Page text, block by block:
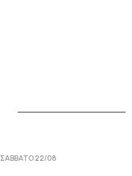
ΣΆΒΒΑΤΟ 22/08